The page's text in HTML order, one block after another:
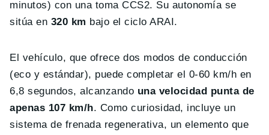
minutos) con una toma CCS2. Su autonomía se
sitúa en 320 km bajo el ciclo ARAI.
El vehículo, que ofrece dos modos de conducción
(eco y estándar), puede completar el 0-60 km/h en
6,8 segundos, alcanzando una velocidad punta de
apenas 107 km/h. Como curiosidad, incluye un
sistema de frenada regenerativa, un elemento que